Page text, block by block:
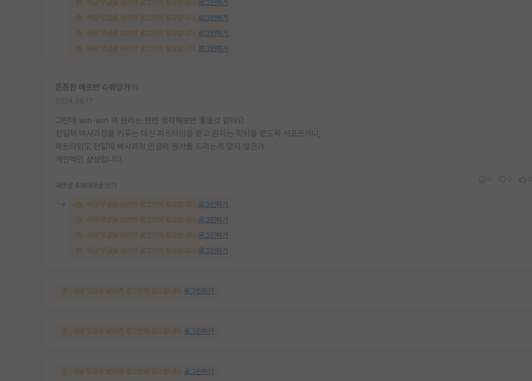
해당 댓글을 보려면 로그인이 필요합니다. 로그인하기
해당 댓글을 보려면 로그인이 필요합니다. 로그인하기
해당 댓글을 보려면 로그인이 필요합니다. 로그인하기
해당 댓글을 보려면 로그인이 필요합니다. 로그인하기
튼튼한 에르빈 슈뢰딩거
그런데 win-win 의 원리는 한번 생각해보면 좋을것 같아요
전일제 박사과정을 키우는 대신 파트타임을 받고 원하는 학위를 받도록 서포트하니,
파트타임도 전일제 박사과정 만큼의 뭔가를 드리는게 맞지 않은가
개인적인 상상입니다.
대댓글 4개 대댓글 쓰기
해당 댓글을 보려면 로그인이 필요합니다. 로그인하기
해당 댓글을 보려면 로그인이 필요합니다. 로그인하기
해당 댓글을 보려면 로그인이 필요합니다. 로그인하기
해당 댓글을 보려면 로그인이 필요합니다. 로그인하기
해당 댓글을 보려면 로그인이 필요합니다. 로그인하기
해당 댓글을 보려면 로그인이 필요합니다. 로그인하기
해당 댓글을 보려면 로그인이 필요합니다. 로그인하기